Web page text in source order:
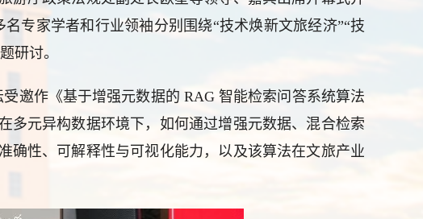
名专家学者和行业领袖分别围绕“技术焕新文旅经济”“技
研讨。
邀作《基于增强元数据的 RAG 智能检索问答系统算法
多元异构数据环境下，如何通过增强元数据、混合检索
确性、可解释性与可视化能力，以及该算法在文旅产业